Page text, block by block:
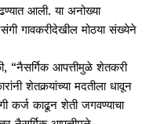
आली. या अनोख्या
गावकरीदेखील मोठया संख्येने
आपत्तीमुळे शेतकरी
शेतकर्‍यांच्या मदतीला धावून
कर्ज काढून शेती जगवण्याचा